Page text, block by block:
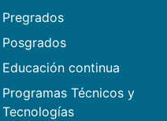
Pregrados
Posgrados
Educación continua
Programas Técnicos y
Tecnologías